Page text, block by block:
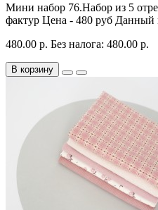
Мини набор 76.Набор из 5
фактур Цена - 480 руб Данный
480.00 р. Без налога: 480.00 р.
В корзину